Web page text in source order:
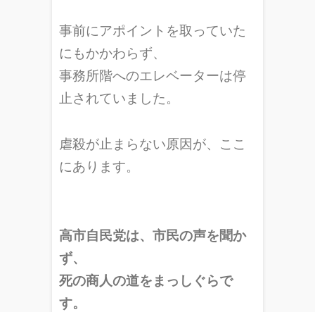
事前にアポイントを取っていた
にもかかわらず、
事務所階へのエレベーターは停
止されていました。
虐殺が止まらない原因が、ここ
にあります。
高市自民党は、市民の声を聞か
ず、
死の商人の道をまっしぐらで
す。